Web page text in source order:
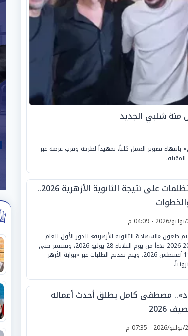
منة شلبي الجديد
تصوير العمل كلياً، تمهيداً لطرحه وقرب عرضه عبر
ضوابط التظلمات على نتيجة الثانوية الأزهرية 2026..
طعون «الشهادة الثانوية الأزهرية» للدور الأول للعام
الدراسي 2025-2026 بدءاً من يوم الثلاثاء 28 يوليو 2026، وتستمر حتى
يوم الثلاثاء 11 أغسطس 2026. ويتم تقديم الطلبات عبر «بوابة الأزهر
مصطفى كامل يطلق أحدث أعماله
2026